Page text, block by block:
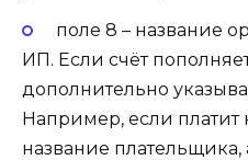
поле 8 – название
ИП. Если счёт
дополнительно
Например, если платит
название плательщика,